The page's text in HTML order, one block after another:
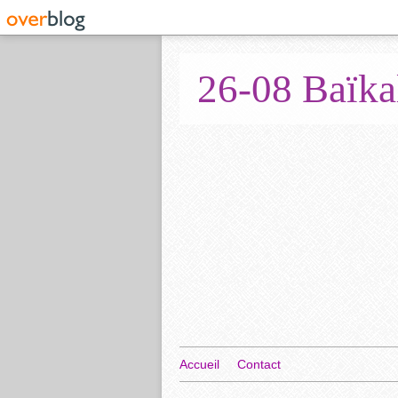
26-08
Accueil Contact